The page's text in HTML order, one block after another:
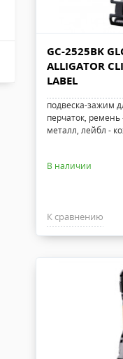
GC-2525BK
ALLIGATOR
LABEL
подвеска-зажим
перчаток,
металл, лейбл -
В наличии
К сравнению